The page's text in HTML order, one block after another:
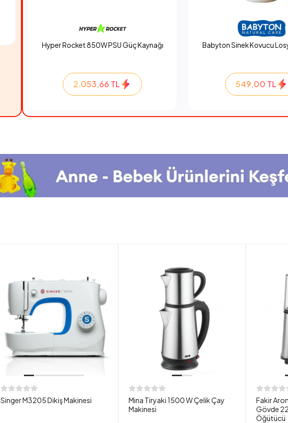
Hyper Rocket 850W PSU Güç Kaynağı
2.053,66 TL
Babyton Sinek Kovucu
549,00 TL
Singer M3205 Dikiş Makinesi
Mina Tiryaki 1500 W Çelik Çay
Makinesi
Fakir
Gövde
Öğütücü